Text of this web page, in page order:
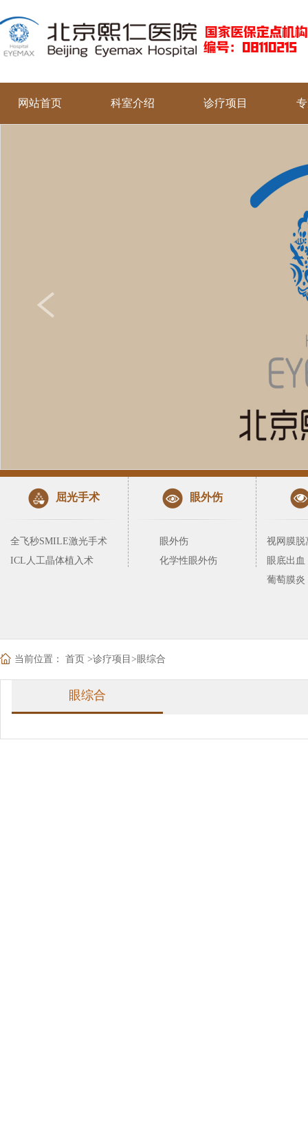
网站首页 科室介绍 诊疗项目
屈光手术
全飞秒SMILE激光手术
ICL人工晶体植入术
眼外伤
眼外伤
化学性眼外伤
视网膜脱
眼底出血
葡萄膜炎
当前位置： 首页 >诊疗项目 > 眼综合
眼综合